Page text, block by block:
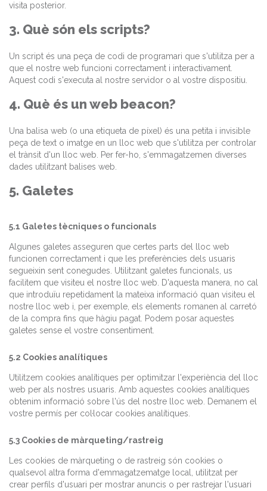
visita posterior.
3. Què són els scripts?
Un script és una peça de codi de programari que s'utilitza per a
que el nostre web funcioni correctament i interactivament.
Aquest codi s'executa al nostre servidor o al vostre dispositiu.
4. Què és un web beacon?
Una balisa web (o una etiqueta de píxel) és una petita i invisible
peça de text o imatge en un lloc web que s'utilitza per controlar
el trànsit d'un lloc web. Per fer-ho, s'emmagatzemen diverses
dades utilitzant balises web.
5. Galetes
5.1 Galetes tècniques o funcionals
Algunes galetes asseguren que certes parts del lloc web
funcionen correctament i que les preferències dels usuaris
segueixin sent conegudes. Utilitzant galetes funcionals, us
facilitem que visiteu el nostre lloc web. D'aquesta manera, no cal
que introduïu repetidament la mateixa informació quan visiteu el
nostre lloc web i, per exemple, els elements romanen al carretó
de la compra fins que hàgiu pagat. Podem posar aquestes
galetes sense el vostre consentiment.
5.2 Cookies analítiques
Utilitzem cookies analítiques per optimitzar l'experiència del lloc
web per als nostres usuaris. Amb aquestes cookies analítiques
obtenim informació sobre l'ús del nostre lloc web. Demanem el
vostre permís per col·locar cookies analítiques.
5.3 Cookies de màrqueting/rastreig
Les cookies de màrqueting o de rastreig són cookies o
qualsevol altra forma d'emmagatzematge local, utilitzat per
crear perfils d'usuari per mostrar anuncis o per rastrejar l'usuari